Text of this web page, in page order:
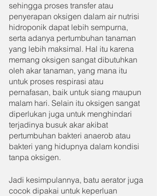
sehingga proses transfer atau
penyerapan oksigen dalam air nutrisi
hidroponik dapat lebih sempurna,
serta adanya pertumbuhan tanaman
yang lebih maksimal. Hal itu karena
memang oksigen sangat dibutuhkan
oleh akar tanaman, yang mana itu
untuk proses respirasi atau
pernafasan, baik untuk siang maupun
malam hari. Selain itu oksigen sangat
diperlukan juga untuk menghindari
terjadinya busuk akar akibat
pertumbuhan bakteri anaerob atau
bakteri yang hidupnya dalam kondisi
tanpa oksigen.
Jadi kesimpulannya, batu aerator juga
cocok dipakai untuk keperluan